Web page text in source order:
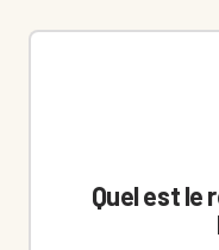
730-255, rue
Chicoutimi, QC
Quel est le